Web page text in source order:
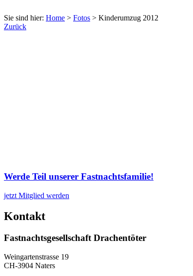
Sie sind hier: Home > Fotos > Kinderumzug 2012
Zurück
Werde Teil unserer Fastnachtsfamilie!
jetzt Mitglied werden
Kontakt
Fastnachtsgesellschaft Drachentöter
Weingartenstrasse 19
CH-3904 Naters